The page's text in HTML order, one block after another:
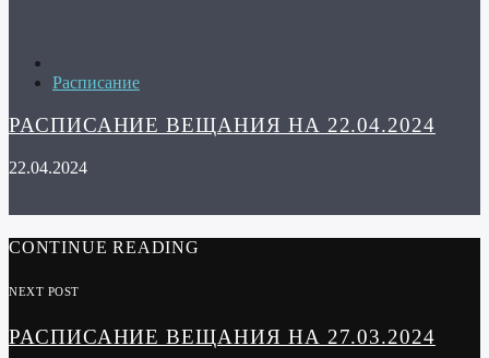
Расписание
РАСПИСАНИЕ ВЕЩАНИЯ НА 22.04.2024
22.04.2024
CONTINUE READING
NEXT POST
РАСПИСАНИЕ ВЕЩАНИЯ НА 27.03.2024